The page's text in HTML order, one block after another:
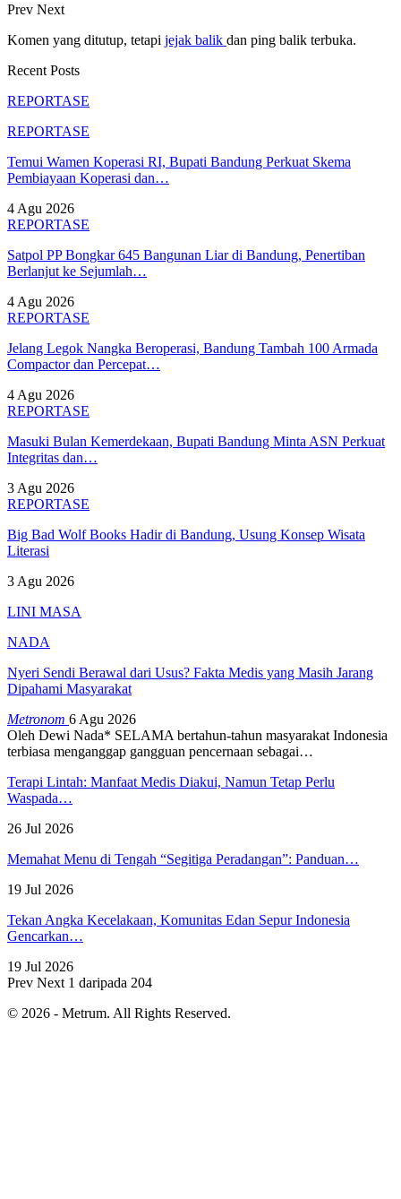
Prev Next
Komen yang ditutup, tetapi jejak balik dan ping balik terbuka.
Recent Posts
REPORTASE
REPORTASE
Temui Wamen Koperasi RI, Bupati Bandung Perkuat Skema
Pembiayaan Koperasi dan…
4 Agu 2026
REPORTASE
Satpol PP Bongkar 645 Bangunan Liar di Bandung, Penertiban
Berlanjut ke Sejumlah…
4 Agu 2026
REPORTASE
Jelang Legok Nangka Beroperasi, Bandung Tambah 100 Armada
Compactor dan Percepat…
4 Agu 2026
REPORTASE
Masuki Bulan Kemerdekaan, Bupati Bandung Minta ASN Perkuat
Integritas dan…
3 Agu 2026
REPORTASE
Big Bad Wolf Books Hadir di Bandung, Usung Konsep Wisata
Literasi
3 Agu 2026
LINI MASA
NADA
Nyeri Sendi Berawal dari Usus? Fakta Medis yang Masih Jarang
Dipahami Masyarakat
Metronom 6 Agu 2026
Oleh Dewi Nada* SELAMA bertahun-tahun masyarakat Indonesia
terbiasa menganggap gangguan pencernaan sebagai…
Terapi Lintah: Manfaat Medis Diakui, Namun Tetap Perlu
Waspada…
26 Jul 2026
Memahat Menu di Tengah “Segitiga Peradangan”: Panduan…
19 Jul 2026
Tekan Angka Kecelakaan, Komunitas Edan Sepur Indonesia
Gencarkan…
19 Jul 2026
Prev Next 1 daripada 204
© 2026 - Metrum. All Rights Reserved.